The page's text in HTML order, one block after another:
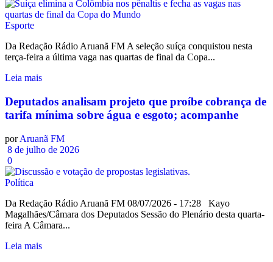
Esporte
Da Redação Rádio Aruanã FM A seleção suíça conquistou nesta
terça-feira a última vaga nas quartas de final da Copa...
Leia mais
Deputados analisam projeto que proíbe cobrança de
tarifa mínima sobre água e esgoto; acompanhe
por Aruanã FM
8 de julho de 2026
0
Política
Da Redação Rádio Aruanã FM 08/07/2026 - 17:28 Kayo
Magalhães/Câmara dos Deputados Sessão do Plenário desta quarta-
feira A Câmara...
Leia mais